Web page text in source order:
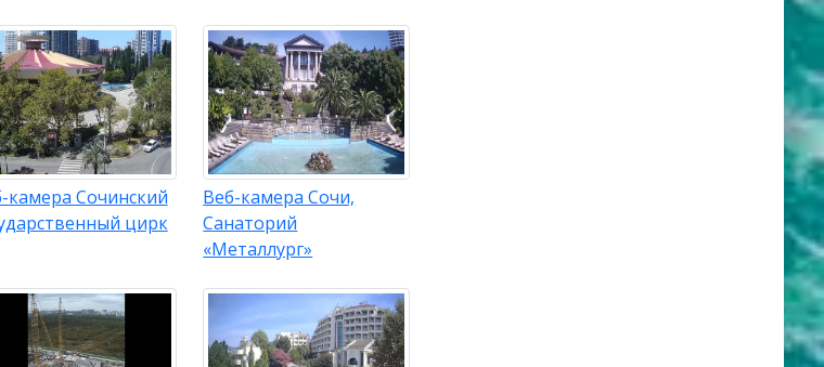
камера Сочинский
цирк
Веб-камера Сочи,
Санаторий
«Металлург»